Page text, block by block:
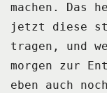
machen.
Das
jetzt diese
tragen,
und
morgen zur
eben auch